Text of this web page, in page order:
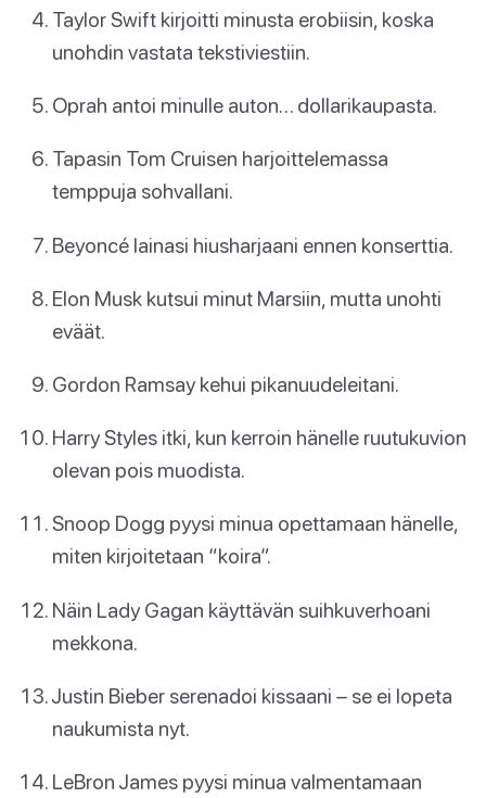
Taylor Swift kirjoitti minusta erobiisin, koska
unohdin vastata tekstiviestiin.
Oprah antoi minulle auton… dollarikaupasta.
Tapasin Tom Cruisen harjoittelemassa
temppuja sohvallani.
Beyoncé lainasi hiusharjaani ennen konserttia.
Elon Musk kutsui minut Marsiin, mutta unohti
eväät.
Gordon Ramsay kehui pikanuudeleitani.
Harry Styles itki, kun kerroin hänelle ruutukuvion
olevan pois muodista.
Snoop Dogg pyysi minua opettamaan hänelle,
miten kirjoitetaan “koira”.
Näin Lady Gagan käyttävän suihkuverhoani
mekkona.
Justin Bieber serenadoi kissaani – se ei lopeta
naukumista nyt.
LeBron James pyysi minua valmentamaan